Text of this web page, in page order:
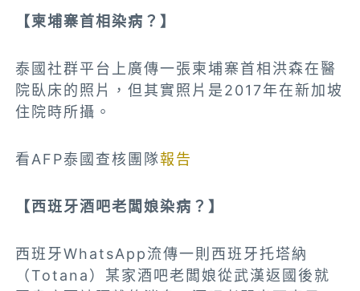
【柬埔寨首相染病？】
泰國社群平台上廣傳一張柬埔寨首相洪森在醫
院臥床的照片，但其實照片是2017年在新加坡
住院時所攝。
看AFP泰國查核團隊報告
【西班牙酒吧老闆娘染病？】
西班牙WhatsApp流傳一則西班牙托塔納
（Totana）某家酒吧老闆娘從武漢返國後就